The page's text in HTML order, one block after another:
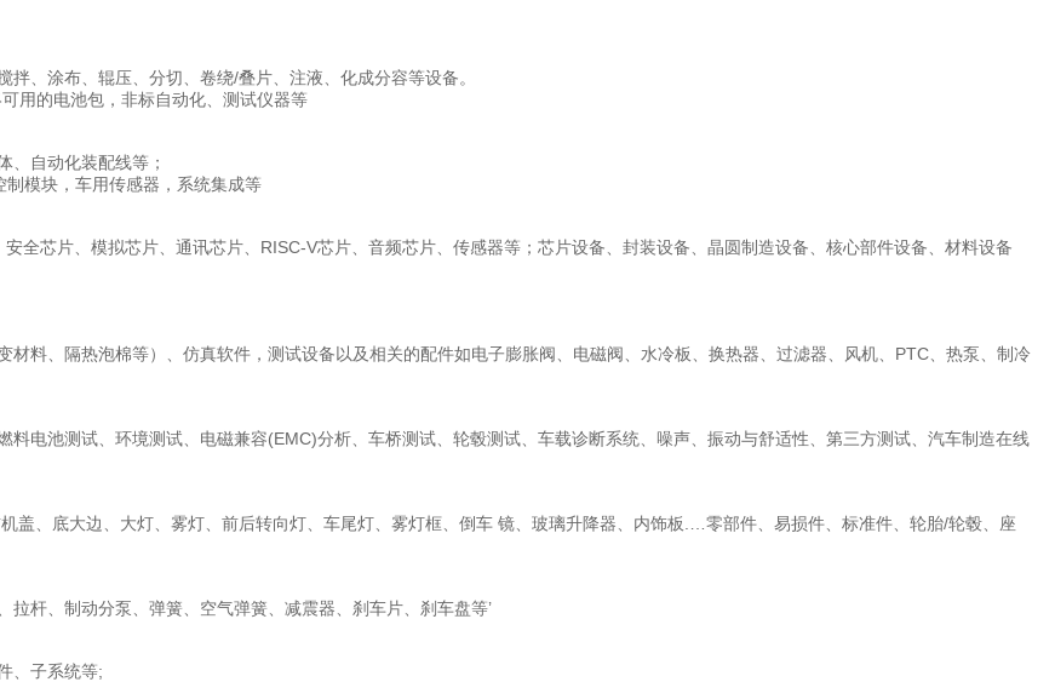
、涂布、辊压、分切、卷绕/叠片、注液、化成分容等设备。
用的电池包，非标自动化、测试仪器等
、自动化装配线等；
模块，车用传感器，系统集成等
全芯片、模拟芯片、通讯芯片、RISC-V芯片、音频芯片、传感器等；芯片设备、封装设备、晶圆制造设备、核心部件设备、材料设备
料、隔热泡棉等）、仿真软件，测试设备以及相关的配件如电子膨胀阀、电磁阀、水冷板、换热器、过滤器、风机、PTC、热泵、制冷
电池测试、环境测试、电磁兼容(EMC)分析、车桥测试、轮毂测试、车载诊断系统、噪声、振动与舒适性、第三方测试、汽车制造在线
盖、底大边、大灯、雾灯、前后转向灯、车尾灯、雾灯框、倒车 镜、玻璃升降器、内饰板.…零部件、易损件、标准件、轮胎/轮毂、座
杆、制动分泵、弹簧、空气弹簧、减震器、刹车片、刹车盘等’
、子系统等;